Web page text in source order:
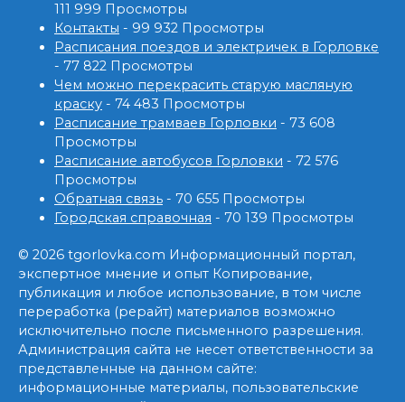
111 999 Просмотры
Контакты - 99 932 Просмотры
Расписания поездов и электричек в Горловке
- 77 822 Просмотры
Чем можно перекрасить старую масляную
краску - 74 483 Просмотры
Расписание трамваев Горловки - 73 608
Просмотры
Расписание автобусов Горловки - 72 576
Просмотры
Обратная связь - 70 655 Просмотры
Городская справочная - 70 139 Просмотры
© 2026 tgorlovka.com Информационный портал,
экспертное мнение и опыт Копирование,
публикация и любое использование, в том числе
переработка (рерайт) материалов возможно
исключительно после письменного разрешения.
Администрация сайта не несет ответственности за
представленные на данном сайте:
информационные материалы, пользовательские